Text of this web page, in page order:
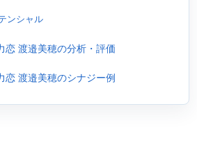
ンシャル
恋 渡邉美穂の分析・評価
恋 渡邉美穂のシナジー例